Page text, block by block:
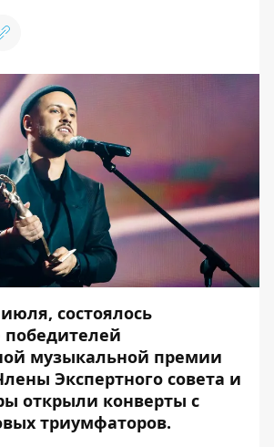
состоялось
музыкальной премии
Экспертного совета и
открыли конверты с
триумфаторов.